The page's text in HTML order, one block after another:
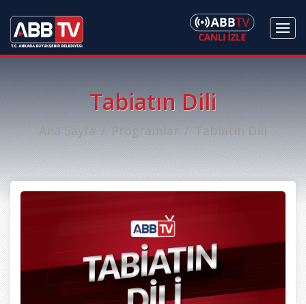
Tabiatın Dili
Ana Sayfa Programlar Tabiatın Dili